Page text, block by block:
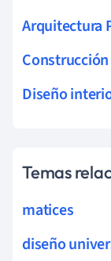
Arquitectura
Construcción
Diseño
Temas
matices
diseño